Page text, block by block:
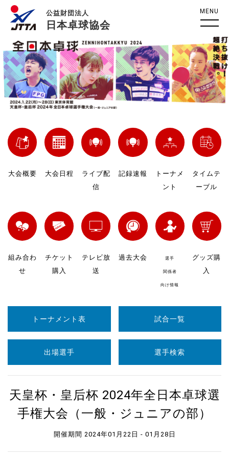
公益財団法人
日本卓球協会
MENU
大会概要 大会日程
ライブ配
信
記録速報
トーナメ
ント
タイムテ
ーブル
組み合わ
せ
チケット
購入
テレビ放
送
過去大会 選手
関係者
向け情報
グッズ購
入
トーナメント表 試合一覧
出場選手 選手検索
天皇杯・皇后杯 2024年全日本卓球選
手権大会（一般・ジュニアの部）
開催期間 2024年01月22日 - 01月28日